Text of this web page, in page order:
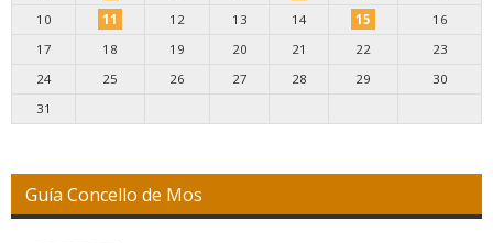
10
11 12 13 14 15
16
17
18 19 20 21 22
23
24
25 26 27 28 29
30
31
Guía Concello de Mos